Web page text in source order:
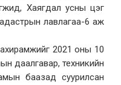
Хаягдал усны цэг
лавлагаа-6 аж
2021 оны 10
даалгавар, техникийн
баазад суурилсан